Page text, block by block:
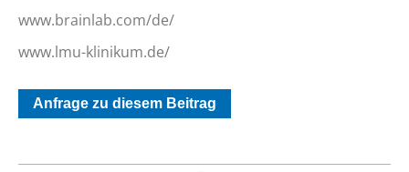
www.brainlab.com/de/
www.lmu-klinikum.de/
Anfrage zu diesem Beitrag